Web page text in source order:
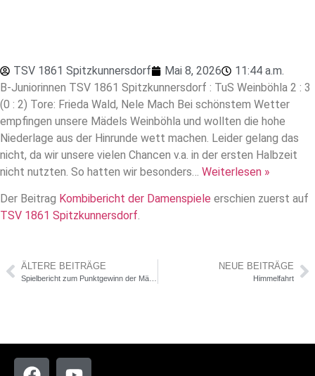
TSV 1861 Spitzkunnersdorf Mai 8, 2026
11:44 a.m.
B-Juniorinnen TSV 1861 Spitzkunnersdorf : TuS Weinböhla 2 : 3
(0 : 2) Tore: Frieda Wald, Nele Mach Bei schönstem Wetter
empfingen unsere Mädels Weinböhla und wollten die hohe
Niederlage aus der Hinrunde wett machen. Leider gelang das
nicht, da wir unsere vielen Chancen v.a. in der ersten Halbzeit
nicht nutzten. So hatten wir besonders… Weiterlesen »
Der Beitrag Kombibericht der Damenspiele erschien zuerst auf
TSV 1861 Spitzkunnersdorf.
ÄLTERE BEITRÄGE NEUE BEITRÄGE
Himmelfahrt